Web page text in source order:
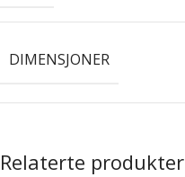
DIMENSJONER
Relaterte produkter